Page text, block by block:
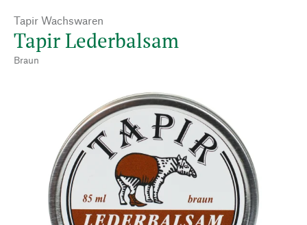
Tapir Wachswaren
Tapir Lederbalsam
Braun